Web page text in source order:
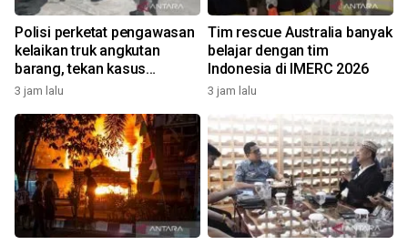
Polisi perketat pengawasan
kelaikan truk angkutan
barang, tekan kasus
kecelakaan
3 jam lalu
Tim rescue Australia banyak
belajar dengan tim
Indonesia di IMERC 2026
3 jam lalu